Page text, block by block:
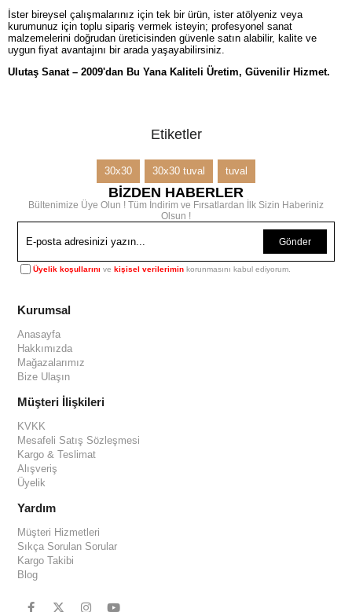
İster bireysel çalışmalarınız için tek bir ürün, ister atölyeniz veya
kurumunuz için toplu sipariş vermek isteyin; profesyonel sanat
malzemelerini doğrudan üreticisinden güvenle satın alabilir, kalite ve
uygun fiyat avantajını bir arada yaşayabilirsiniz.
Ulutaş Sanat – 2009'dan Bu Yana Kaliteli Üretim, Güvenilir Hizmet.
Etiketler
30x30 30x30 tuval tuval
BİZDEN HABERLER
Bültenimize Üye Olun ! Tüm İndirim ve Fırsatlardan İlk Sizin Haberiniz
Olsun !
Gönder
Üyelik koşullarını vekişisel verilerimin korunmasını kabul ediyorum.
Kurumsal
Anasayfa
Hakkımızda
Mağazalarımız
Bize Ulaşın
Müşteri İlişkileri
KVKK
Mesafeli Satış Sözleşmesi
Kargo & Teslimat
Alışveriş
Üyelik
Yardım
Müşteri Hizmetleri
Sıkça Sorulan Sorular
Kargo Takibi
Blog